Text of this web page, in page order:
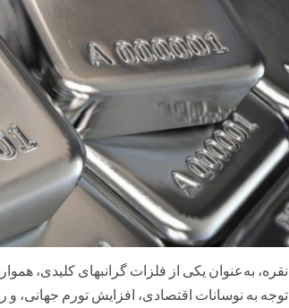
نقره، به‌عنوان یکی از فلزات گرانبهای کلیدی،
توجه به نوسانات اقتصادی، افزایش تورم جهانی،